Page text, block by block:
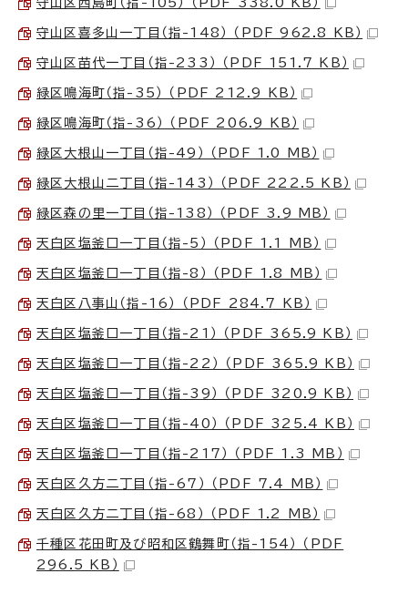
守山区西島町（指-105） （PDF 338.0 KB）
守山区喜多山一丁目（指-148） （PDF 962.8 KB）
守山区苗代一丁目（指-233） （PDF 151.7 KB）
緑区鳴海町（指-35） （PDF 212.9 KB）
緑区鳴海町（指-36） （PDF 206.9 KB）
緑区大根山一丁目（指-49） （PDF 1.0 MB）
緑区大根山二丁目（指-143） （PDF 222.5 KB）
緑区森の里一丁目（指-138） （PDF 3.9 MB）
天白区塩釜口一丁目（指-5） （PDF 1.1 MB）
天白区塩釜口一丁目（指-8） （PDF 1.8 MB）
天白区八事山（指-16） （PDF 284.7 KB）
天白区塩釜口一丁目（指-21） （PDF 365.9 KB）
天白区塩釜口一丁目（指-22） （PDF 365.9 KB）
天白区塩釜口一丁目（指-39） （PDF 320.9 KB）
天白区塩釜口一丁目（指-40） （PDF 325.4 KB）
天白区塩釜口一丁目（指-217） （PDF 1.3 MB）
天白区久方二丁目（指-67） （PDF 7.4 MB）
天白区久方二丁目（指-68） （PDF 1.2 MB）
千種区花田町及び昭和区鶴舞町（指-154） （PDF
296.5 KB）